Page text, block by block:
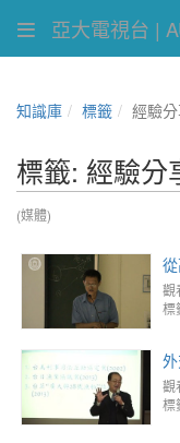
亞大電視台 |
知識庫 標籤 經驗
標籤: 經驗分
(媒體)
觀
標
觀
標